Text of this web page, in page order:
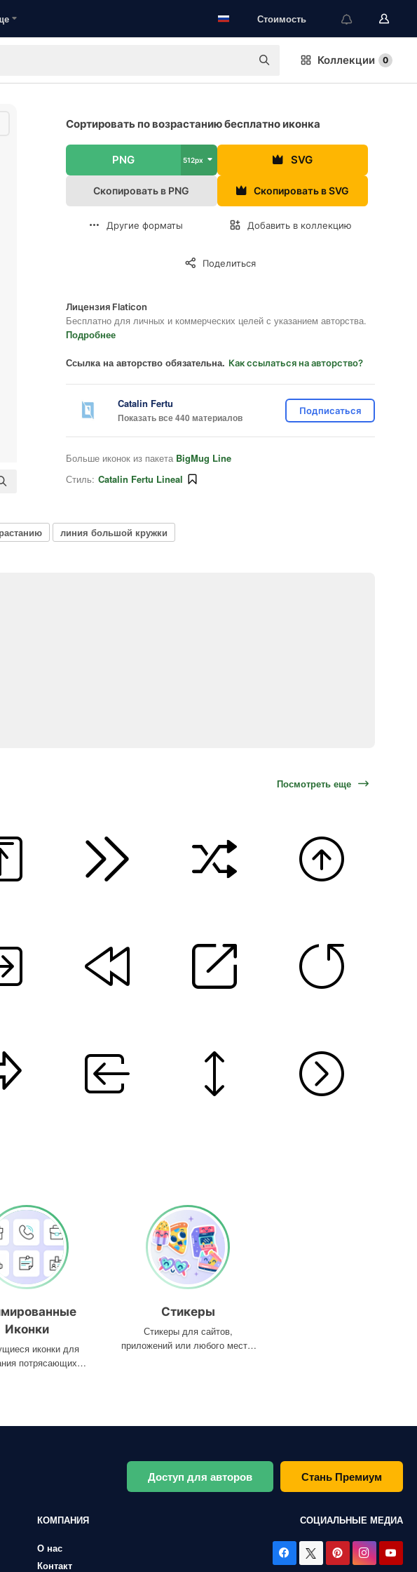
Стоимость
Коллекции 0
Сортировать по возрастанию бесплатно иконка
PNG 512px SVG
Скопировать в PNG Скопировать в SVG
Другие форматы Добавить в коллекцию
Поделиться
Лицензия Flaticon
Бесплатно для личных и коммерческих целей с указанием авторства.
Подробнее
Ссылка на авторство обязательна. Как ссылаться на авторство?
Catalin Fertu
Показать все 440 материалов
Подписаться
Больше иконок из пакета BigMug Line
Стиль: Catalin Fertu Lineal
линия большой кружки
Посмотреть еще
Иконки
иконки для
потрясающих
Стикеры
Стикеры для сайтов,
приложений или любого места,
Доступ для авторов Стань Премиум
КОМПАНИЯ
О нас
Контакт
СОЦИАЛЬНЫЕ МЕДИА